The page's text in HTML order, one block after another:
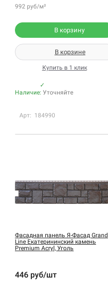
992 руб/м²
В корзину
В корзине
Купить в 1 клик
✓
Наличие: Уточняйте
Арт: 184990
Фасадная панель Я-Фасад Grand
Line Екатерининский камень
Premium Acryl, Уголь
446 руб/шт